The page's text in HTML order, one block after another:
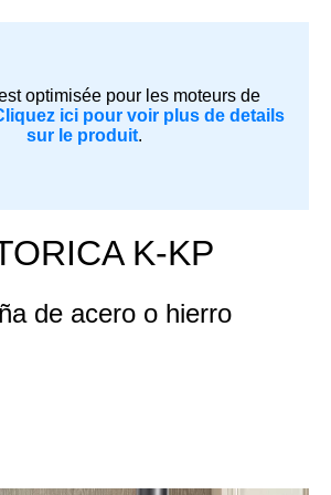
optimisée pour les moteurs de
ici pour voir plus de details
sur le produit.
K-KP
de acero o hierro